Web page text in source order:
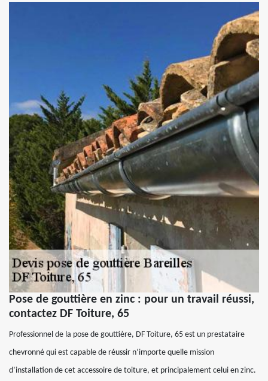
Pose de gouttière en zinc : pour un travail réussi,
contactez DF Toiture, 65
Professionnel de la pose de gouttière, DF Toiture, 65 est un prestataire
chevronné qui est capable de réussir n’importe quelle mission
d’installation de cet accessoire de toiture, et principalement celui en zinc.